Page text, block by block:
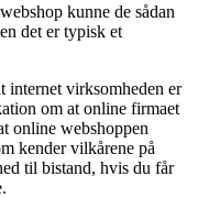
kunne de sådan
det er typisk et
internet virksomheden er
om at online firmaet
online webshoppen
kender vilkårene på
til bistand, hvis du får